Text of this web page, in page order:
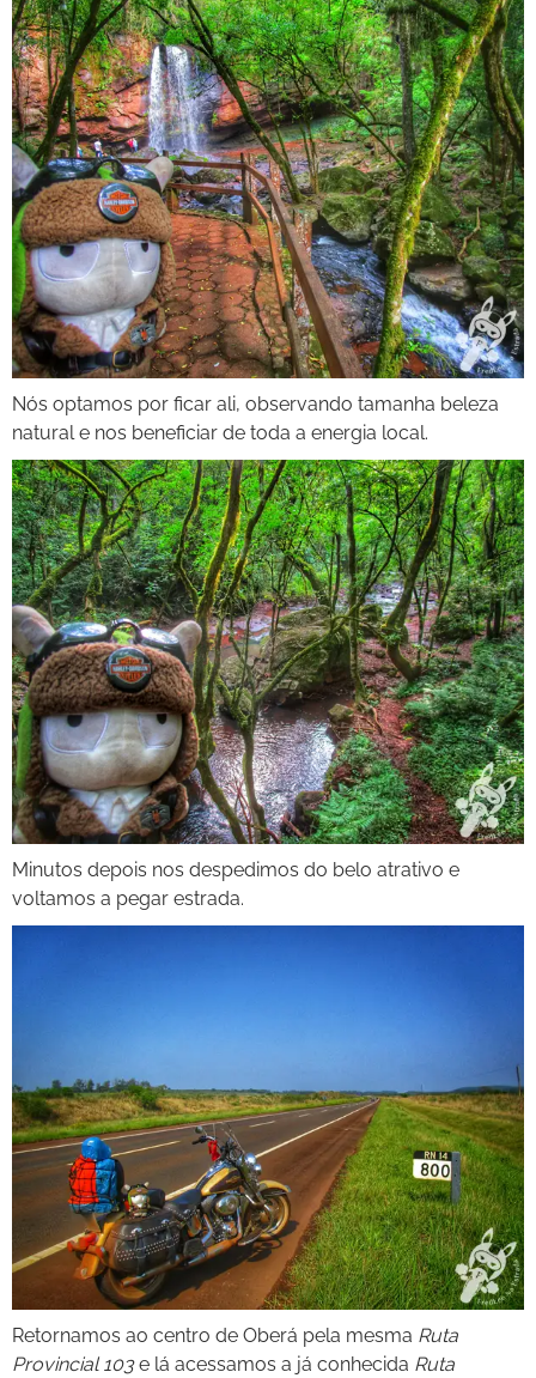
Nós optamos por ficar ali, observando tamanha beleza
natural e nos beneficiar de toda a energia local.
Minutos depois nos despedimos do belo atrativo e
voltamos a pegar estrada.
Retornamos ao centro de Oberá pela mesma Ruta
Provincial 103e lá acessamos a já conhecida Ruta